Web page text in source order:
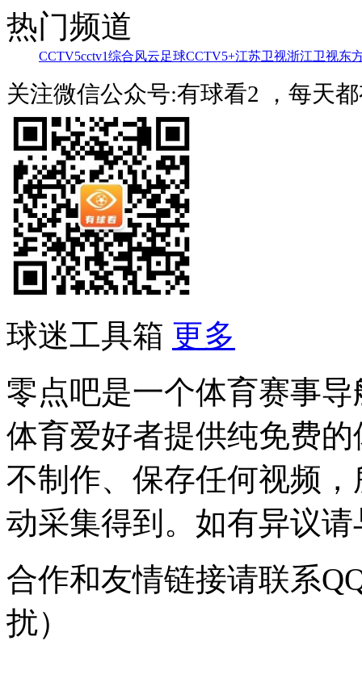
热门频道
CCTV5cctv1综合风云足球CCTV5+江苏卫视浙江卫视东
关注微信公众号:有球看2 ，每天
球迷工具箱 更多
零点吧是一个体育赛事
体育爱好者提供纯免费
不制作、保存任何视频
动采集得到。如有异议
合作和友情链接请联系
扰）